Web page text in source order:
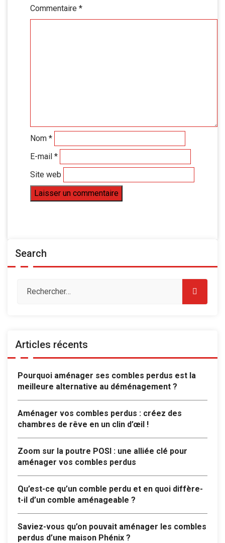
Commentaire *
Nom *
E-mail *
Site web
Search
Articles récents
Pourquoi aménager ses combles perdus est la
meilleure alternative au déménagement ?
Aménager vos combles perdus : créez des
chambres de rêve en un clin d’œil !
Zoom sur la poutre POSI : une alliée clé pour
aménager vos combles perdus
Qu’est-ce qu’un comble perdu et en quoi diffère-
t-il d’un comble aménageable ?
Saviez-vous qu’on pouvait aménager les combles
perdus d’une maison Phénix ?